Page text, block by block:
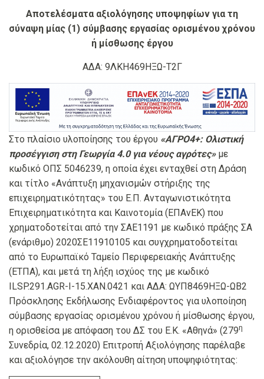
Αποτελέσματα αξιολόγησης υποψηφίων για τη
σύναψη μίας (1) σύμβασης εργασίας ορισμένου χρόνου
ή μίσθωσης έργου
ΑΔΑ: 9ΛΚΗ469ΗΞΩ-Τ2Γ
Στο πλαίσιο υλοποίησης του έργου «ΑΓΡΟ4+: Ολιστική
προσέγγιση στη Γεωργία 4.0 για νέους αγρότες» με
κωδικό ΟΠΣ 5046239, η οποία έχει ενταχθεί στη Δράση
και τίτλο «Ανάπτυξη μηχανισμών στήριξης της
επιχειρηματικότητας» του Ε.Π. Ανταγωνιστικότητα
Επιχειρηματικότητα και Καινοτομία (ΕΠΑνΕΚ) που
χρηματοδοτείται από την ΣΑΕ1191 με κωδικό πράξης ΣΑ
(ενάριθμο) 2020ΣΕ11910105 και συγχρηματοδοτείται
από το Ευρωπαϊκό Ταμείο Περιφερειακής Ανάπτυξης
(ΕΤΠΑ), και μετά τη λήξη ισχύος της με κωδικό
ILSP.291.AGR-Ι-15.XAN.0421 και ΑΔΑ: ΩΥΠ8469ΗΞΩ-ΩΒ2
Πρόσκλησης Εκδήλωσης Ενδιαφέροντος για υλοποίηση
σύμβασης εργασίας ορισμένου χρόνου ή μίσθωσης έργου,
η ορισθείσα με απόφαση του ΔΣ του Ε.Κ. «Αθηνά» (279η
Συνεδρία, 02.12.2020) Επιτροπή Αξιολόγησης παρέλαβε
και αξιολόγησε την ακόλουθη αίτηση υποψηφιότητας: